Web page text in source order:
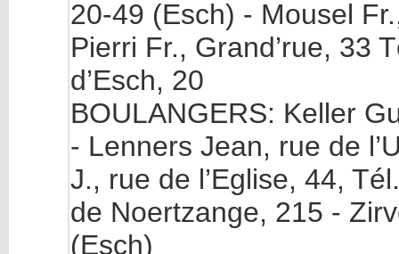
20-49 (Esch) - Mousel
Pierri Fr., Grand’rue, 33
d’Esch, 20
BOULANGERS: Keller
- Lenners Jean, rue de
J., rue de l’Eglise, 44,
de Noertzange, 215 -
(Esch)